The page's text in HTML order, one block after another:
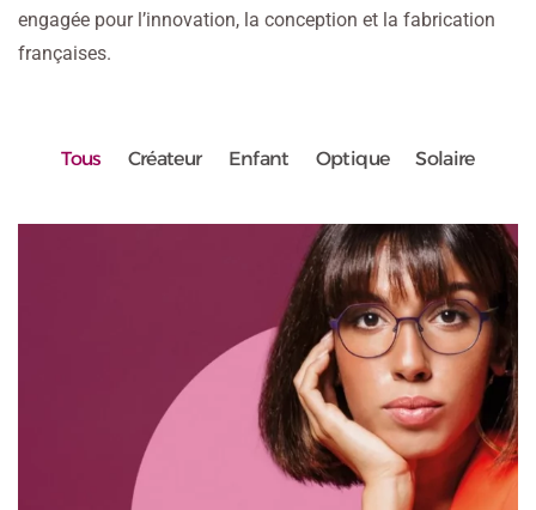
engagée pour l’innovation, la conception et la fabrication
françaises.
Tous Créateur Enfant Optique Solaire